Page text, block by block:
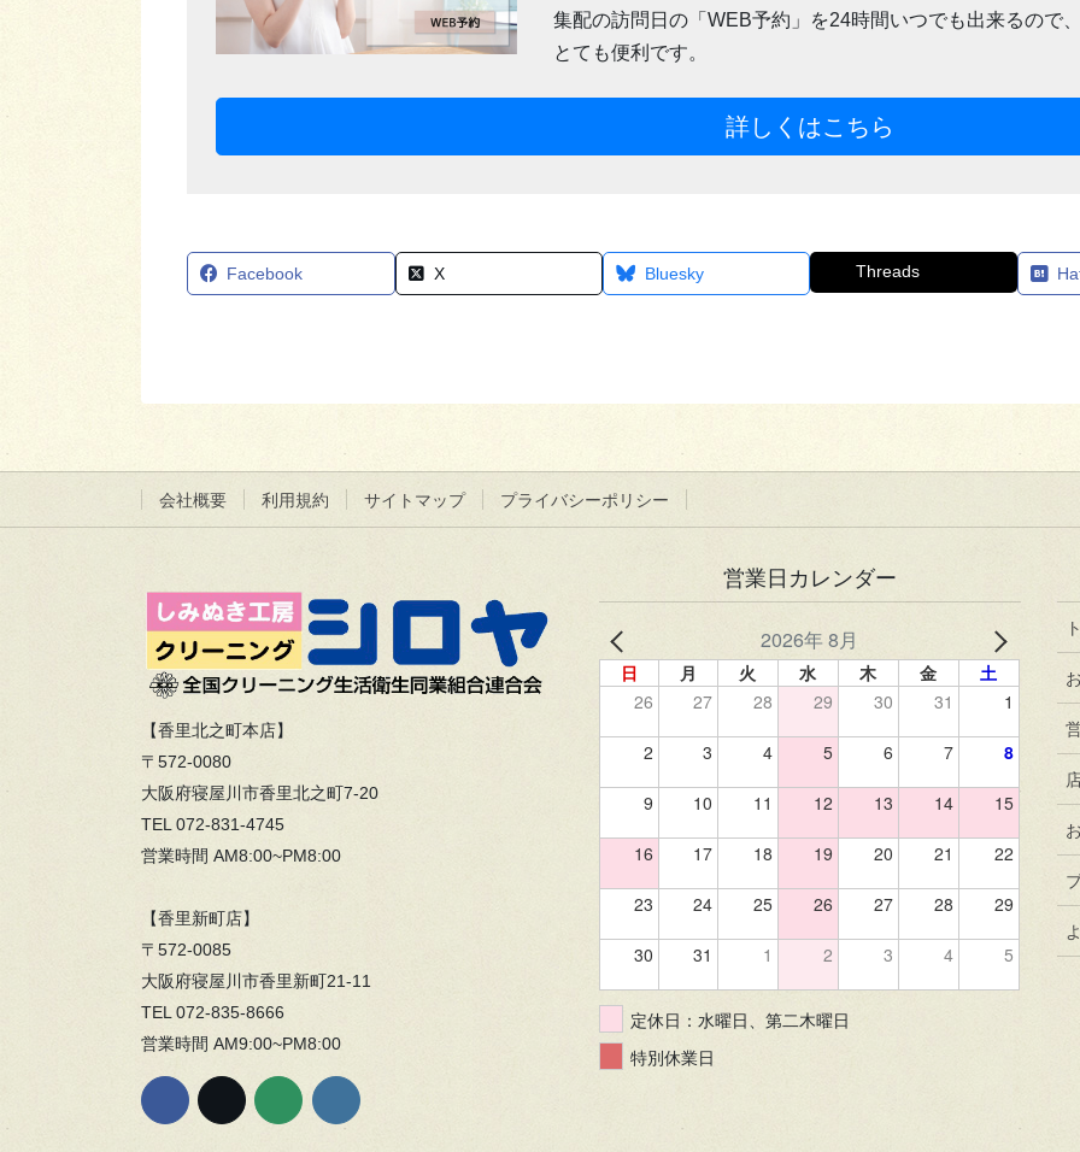
集配の訪問日の「WEB予約」を24時間いつでも出来るので
とても便利です。
詳しくはこちら
Facebook X Bluesky Threads
会社概要 利用規約 サイトマップ プライバシーポリシー
【香里北之町本店】
〒572-0080
大阪府寝屋川市香里北之町7-20
TEL 072-831-4745
営業時間 AM8:00~PM8:00
【香里新町店】
〒572-0085
大阪府寝屋川市香里新町21-11
TEL 072-835-8666
営業時間 AM9:00~PM8:00
営業日カレンダー
2026年 8月
日 月 火 水 木 金
土
26
27 28 29 30 31 1
2 3 4 5 6 7 8
9 10 11 12 13 14 15
16 17 18 19 20 21 22
23 24 25 26 27 28 29
30 31 1 2 3 4 5
定休日：水曜日、第二木曜日
特別休業日